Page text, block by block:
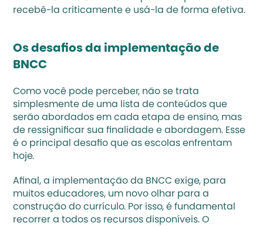
recebê-la criticamente e usá-la de forma efetiva.
Os desafios da implementação de
BNCC
Como você pode perceber, não se trata
simplesmente de uma lista de conteúdos que
serão abordados em cada etapa de ensino, mas
de ressignificar sua finalidade e abordagem. Esse
é o principal desafio que as escolas enfrentam
hoje.
Afinal, a implementação da BNCC exige, para
muitos educadores, um novo olhar para a
construção do currículo. Por isso, é fundamental
recorrer a todos os recursos disponíveis. O